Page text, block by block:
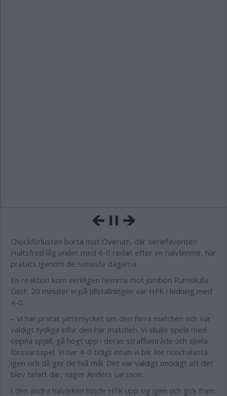
Chockförlusten borta mot Överum, där seriefavoriten
Hultsfred låg under med 6-0 redan efter en halvtimme, har
pratats igenom de senaste dagarna.
En reaktion kom verkligen hemma mot jumbon Rumskulla
GoIF. 20 minuter in på tillställningen var HFK i ledning med
4-0.
– Vi har pratat jättemycket om den förra matchen och var
väldigt tydliga inför den här matchen. Vi skulle spela med
öppna spjäll, gå högt upp i deras straffområde och spela
försvarsspel. Vi har 4-0 tidigt innan vi blir lite nonchalanta
igen och då gör de två mål. Det var väldigt onödigt att det
blev tafatt där, säger Anders Larsson.
I den andra halvleken höjde HFK upp sig igen och gick fram